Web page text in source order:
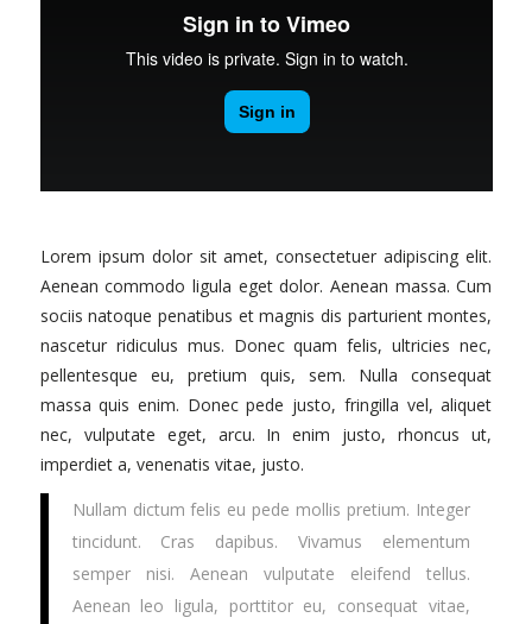
Lorem ipsum dolor sit amet, consectetuer adipiscing elit.
Aenean commodo ligula eget dolor. Aenean massa. Cum
sociis natoque penatibus et magnis dis parturient montes,
nascetur ridiculus mus. Donec quam felis, ultricies nec,
pellentesque eu, pretium quis, sem. Nulla consequat
massa quis enim. Donec pede justo, fringilla vel, aliquet
nec, vulputate eget, arcu. In enim justo, rhoncus ut,
imperdiet a, venenatis vitae, justo.
Nullam dictum felis eu pede mollis pretium. Integer
tincidunt. Cras dapibus. Vivamus elementum
semper nisi. Aenean vulputate eleifend tellus.
Aenean leo ligula, porttitor eu, consequat vitae,